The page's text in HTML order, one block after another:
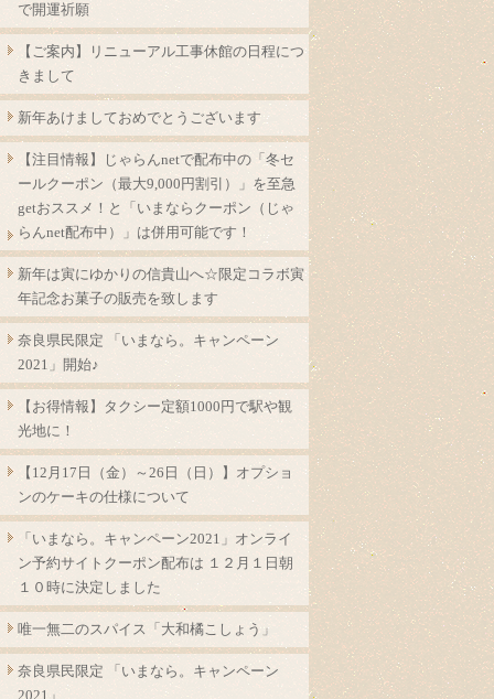
で開運祈願
【ご案内】リニューアル工事休館の日程につ
きまして
新年あけましておめでとうございます
【注目情報】じゃらんnetで配布中の「冬セ
ールクーポン（最大9,000円割引）」を至急
getおススメ！と「いまならクーポン（じゃ
らんnet配布中）」は併用可能です！
新年は寅にゆかりの信貴山へ☆限定コラボ寅
年記念お菓子の販売を致します
奈良県民限定 「いまなら。キャンペーン
2021」開始♪
【お得情報】タクシー定額1000円で駅や観
光地に！
【12月17日（金）～26日（日）】オプショ
ンのケーキの仕様について
「いまなら。キャンペーン2021」オンライ
ン予約サイトクーポン配布は １２月１日朝
１０時に決定しました
唯一無二のスパイス「大和橘こしょう」
奈良県民限定 「いまなら。キャンペーン
2021」